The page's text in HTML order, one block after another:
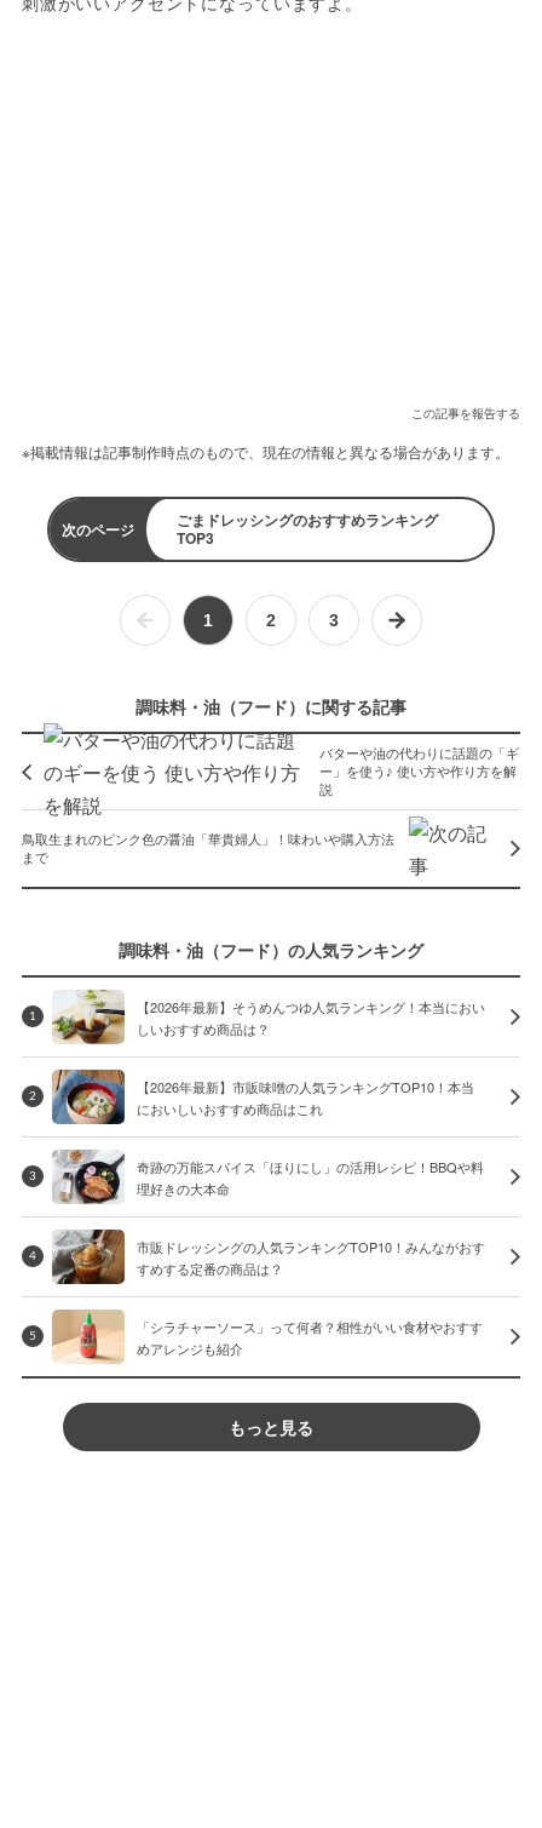
この記事を報告する
※掲載情報は記事制作時点のもので、現在の情報と異なる場合があります。
次のページ
ごまドレッシングのおすすめランキング
TOP3
1 2 3
調味料・油（フード）に関する記事
バターや油の代わりに話題の「ギ
ー」を使う♪ 使い方や作り方を解
説
鳥取生まれのピンク色の醤油「華貴婦人」！味わいや購入方法
まで
調味料・油（フード）の人気ランキング
1
【2026年最新】そうめんつゆ人気ランキング！本当におい
しいおすすめ商品は？
2
【2026年最新】市販味噌の人気ランキングTOP10！本当
においしいおすすめ商品はこれ
3
奇跡の万能スパイス「ほりにし」の活用レシピ！BBQや料
理好きの大本命
4
市販ドレッシングの人気ランキングTOP10！みんながおす
すめする定番の商品は？
5
「シラチャーソース」って何者？相性がいい食材やおすす
めアレンジも紹介
もっと見る